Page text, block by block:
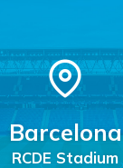
Barcelona
RCDE Stadium